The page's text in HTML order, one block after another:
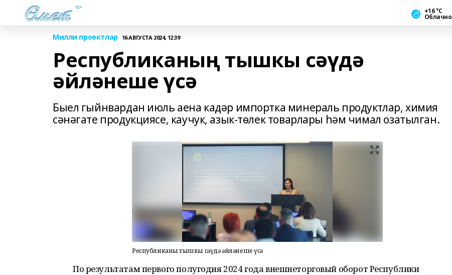
+16 °С
Облачно
Милли проектлар 16 АВГУСТА 2024, 12:39
Республиканың тышкы сәүдә
әйләнеше үсә
Быел гыйнвардан июль аена кадәр импортка минераль продуктлар, химия
сәнәгате продукциясе, каучук, азык-төлек товарлары һәм чимал озатылган.
Республиканың тышкы сәүдә әйләнеше үсә
По результатам первого полугодия 2024 года внешнеторговый оборот Республики